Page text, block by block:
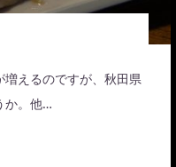
えるのですが、秋田県
か。他…